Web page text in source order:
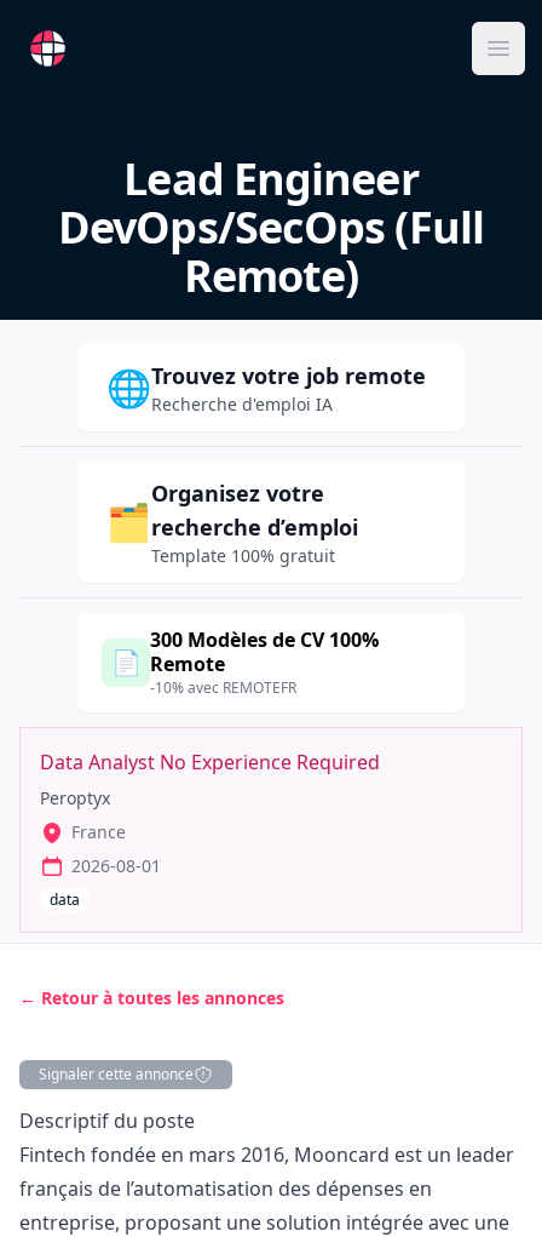
RemoteFR
Lead Engineer
DevOps/SecOps (Full
Remote)
🌐Trouvez votre job remote
Recherche d'emploi IA
🗂️
Organisez votre
recherche d’emploi
Template 100% gratuit
📄
300 Modèles de CV 100%
Remote
-10% avec REMOTEFR
Data Analyst No Experience Required
Peroptyx
France
2026-08-01
data
← Retour à toutes les annonces
Signaler cette annonce
Description
Descriptif du poste
Fintech fondée en mars 2016, Mooncard est un leader
français de l’automatisation des dépenses en
entreprise, proposant une solution intégrée avec une